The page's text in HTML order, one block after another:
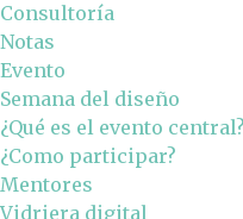
Consultoría
Notas
Evento
Semana del diseño
¿Qué es el evento central?
¿Como participar?
Mentores
Vidriera digital